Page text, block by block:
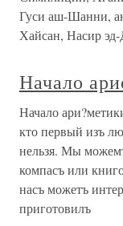
Гуси аш-Шанни,
Хайсан, Насир
Начало
Начало
кто первый изъ
нельзя. Мы
компасъ или
насъ можетъ
приготовилъ